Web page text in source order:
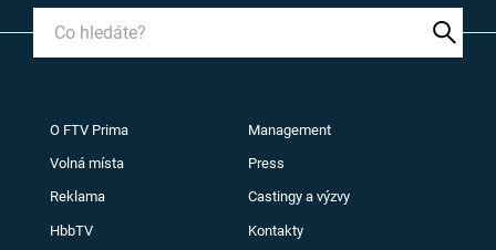
O FTV Prima Management
Volná místa Press
Reklama Castingy a výzvy
HbbTV Kontakty